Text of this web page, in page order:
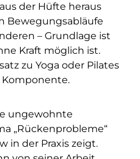
der Hüfte heraus
Bewegungsabläufe
– Grundlage ist
Kraft möglich ist.
zu Yoga oder Pilates
ungewohnte
„Rückenprobleme“
in der Praxis zeigt.